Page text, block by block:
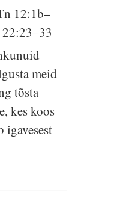
12:1b–
meid
tõsta
kes koos
igavesest